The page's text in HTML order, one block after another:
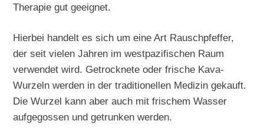
Therapie gut geeignet.
Hierbei handelt es sich um eine Art Rauschpfeffer,
der seit vielen Jahren im westpazifischen Raum
verwendet wird. Getrocknete oder frische Kava-
Wurzeln werden in der traditionellen Medizin gekauft.
Die Wurzel kann aber auch mit frischem Wasser
aufgegossen und getrunken werden.